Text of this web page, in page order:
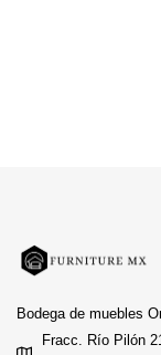
Bodega de muebles
Fracc. Río Pilón